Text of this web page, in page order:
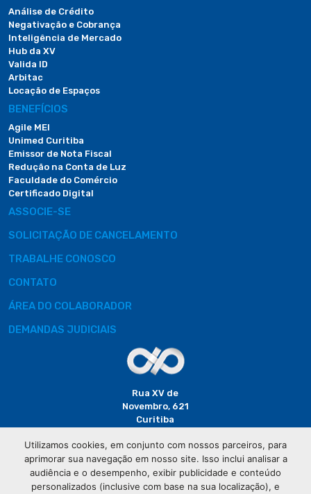
Análise de Crédito
Negativação e Cobrança
Inteligência de Mercado
Hub da XV
Valida ID
Arbitac
Locação de Espaços
BENEFÍCIOS
Agile MEI
Unimed Curitiba
Emissor de Nota Fiscal
Redução na Conta de Luz
Faculdade do Comércio
Certificado Digital
ASSOCIE-SE
SOLICITAÇÃO DE CANCELAMENTO
TRABALHE CONOSCO
CONTATO
ÁREA DO COLABORADOR
DEMANDAS JUDICIAIS
Rua XV de
Novembro, 621
Curitiba
(41) 3320-
2929
Utilizamos cookies, em conjunto com nossos parceiros, para
aprimorar sua navegação em nosso site. Isso inclui analisar a
audiência e o desempenho, exibir publicidade e conteúdo
personalizados (inclusive com base na sua localização), e